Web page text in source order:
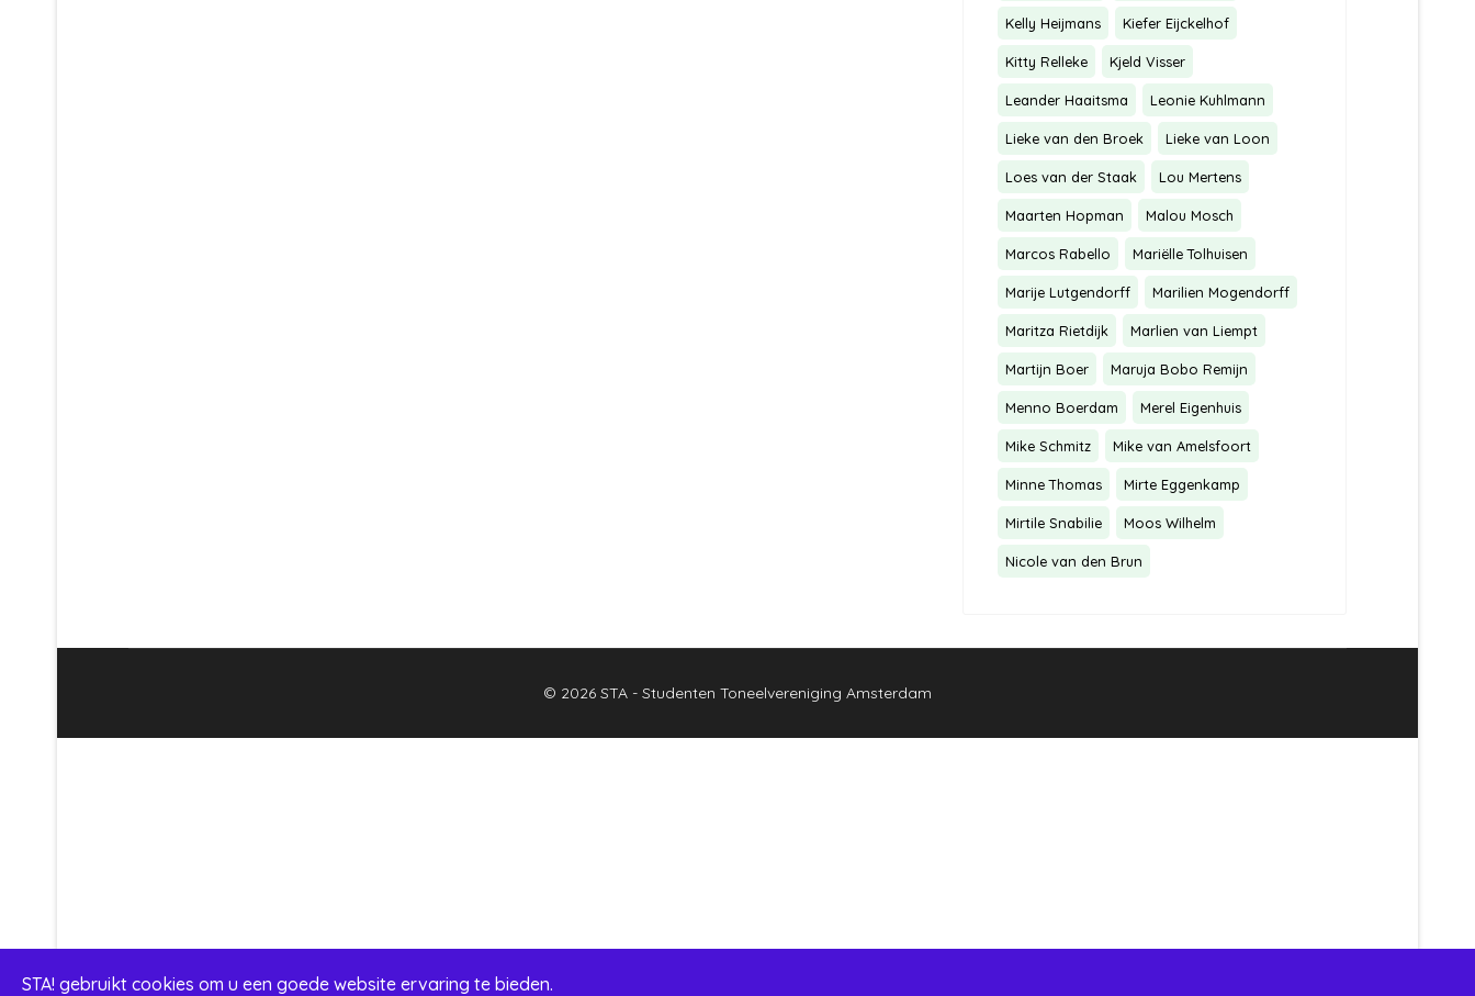
Kelly Heijmans Kiefer Eijckelhof
Kitty Relleke Kjeld Visser
Leander Haaitsma Leonie Kuhlmann
Lieke van den Broek Lieke van Loon
Loes van der Staak Lou Mertens
Maarten Hopman Malou Mosch
Marcos Rabello Mariëlle Tolhuisen
Marije Lutgendorff Marilien Mogendorff
Maritza Rietdijk Marlien van Liempt
Martijn Boer Maruja Bobo Remijn
Menno Boerdam Merel Eigenhuis
Mike Schmitz Mike van Amelsfoort
Minne Thomas Mirte Eggenkamp
Mirtile Snabilie Moos Wilhelm
Nicole van den Brun
© 2026 STA - Studenten Toneelvereniging Amsterdam
STA! gebruikt cookies om u een goede website ervaring te bieden.